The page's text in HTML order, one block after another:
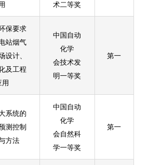
用
术二等奖
保要求
站烟气
设计、
及工程
用
中国自动
化学
会技术发
明一等奖
第一
系统的
测控制
方法
中国自动
化学
会自然科
学一等奖
第一